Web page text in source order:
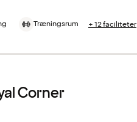
Træningsrum + 12 faciliteter
Corner